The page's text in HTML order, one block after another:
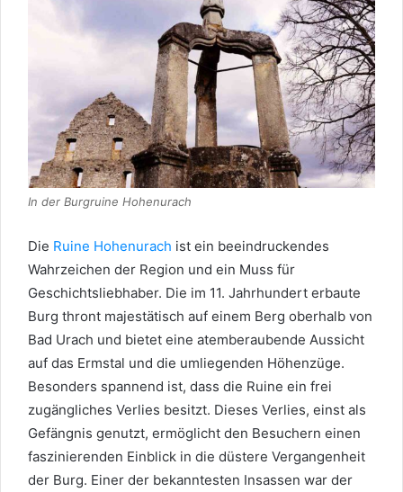
In der Burgruine Hohenurach
Die Ruine Hohenurach ist ein beeindruckendes
Wahrzeichen der Region und ein Muss für
Geschichtsliebhaber. Die im 11. Jahrhundert erbaute
Burg thront majestätisch auf einem Berg oberhalb von
Bad Urach und bietet eine atemberaubende Aussicht
auf das Ermstal und die umliegenden Höhenzüge.
Besonders spannend ist, dass die Ruine ein frei
zugängliches Verlies besitzt. Dieses Verlies, einst als
Gefängnis genutzt, ermöglicht den Besuchern einen
faszinierenden Einblick in die düstere Vergangenheit
der Burg. Einer der bekanntesten Insassen war der